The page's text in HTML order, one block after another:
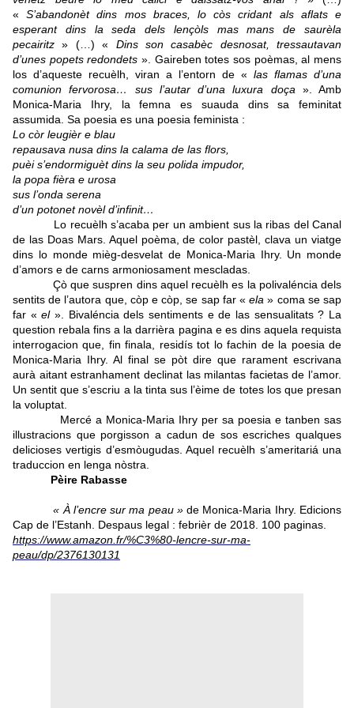
«S’abandonèt dins mos braces, lo còs cridant als aflats e
esperant dins la seda dels lençòls mas mans de saurèla
pecairitz » (…) « Dins son casabèc desnosat, tressautavan
d’unes popets redondets ». Gaireben totes sos poèmas, al mens
los d’aqueste recuèlh, viran a l’entorn de « las flamas d’una
comunion fervorosa… sus l’autar d’una luxura doça ». Amb
Monica-Maria Ihry, la femna es suauda dins sa feminitat
assumida. Sa poesia es una poesia feminista :
Lo còr leugièr e blau
repausava nusa dins la calama de las flors,
puèi s’endormiguèt dins la seu polida impudor,
la popa fièra e urosa
sus l’onda serena
d’un potonet novèl d’infinit…
Lo recuèlh s’acaba per un ambient sus la ribas del Canal
de las Doas Mars. Aquel poèma, de color pastèl, clava un viatge
dins lo monde mièg-desvelat de Monica-Maria Ihry. Un monde
d’amors e de carns armoniosament mescladas.
Çò que suspren dins aquel recuèlh es la polivaléncia dels
sentits de l’autora que, còp e còp, se sap far «ela » coma se sap
far «el». Bivaléncia dels sentiments e de las sensualitats ? La
question rebala fins a la darrièra pagina e es dins aquela requista
interrogacion que, fin finala, residís tot lo fachin de la poesia de
Monica-Maria Ihry. Al final se pòt dire que rarament escrivana
aurà aitant estranhament declinat las milantas facietas de l’amor.
Un sentit que s’escriu a la tinta sus l’èime de totes los que presan
la voluptat.
Mercé a Monica-Maria Ihry per sa poesia e tanben sas
illustracions que porgisson a cadun de sos escriches qualques
delicioses vertigis d’esmòugudas. Aquel recuèlh s’ameritariá una
traduccion en lenga nòstra.
Pèire Rabasse
« À l’encre sur ma peau »de Monica-Maria Ihry. Edicions
Cap de l’Estanh. Despaus legal : febrièr de 2018. 100 paginas.
https://www.amazon.fr/%C3%80-lencre-sur-ma-
peau/dp/2376130131